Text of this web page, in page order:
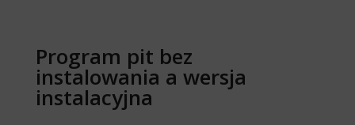
Program pit bez
instalowania a wersja
instalacyjna